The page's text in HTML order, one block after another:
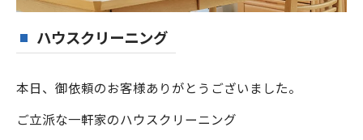
ハウスクリーニング
本日、御依頼のお客様ありがとうございました。
ご立派な一軒家のハウスクリーニング